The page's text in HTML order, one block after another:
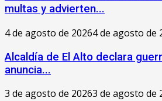
multas y advierten...
4 de agosto de 20264 de agosto de
‎Alcaldía de El Alto declara
anuncia...
3 de agosto de 20263 de agosto de